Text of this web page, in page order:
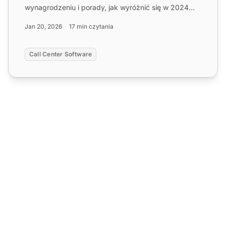
wynagrodzeniu i porady, jak wyróżnić się w 2024
Jan 20, 2026 17 min czytania
Call Center Software